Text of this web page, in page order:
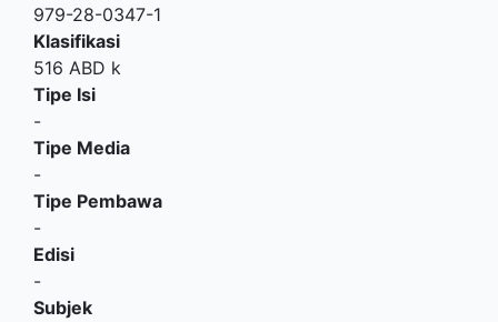
979-28-0347-1
Klasifikasi
516 ABD k
Tipe Isi
-
Tipe Media
-
Tipe Pembawa
-
Edisi
-
Subjek